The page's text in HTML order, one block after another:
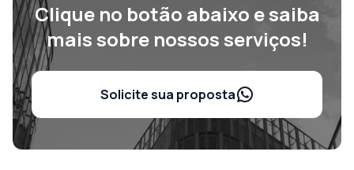
Clique no botão abaixo e saiba
mais sobre nossos serviços!
Solicite sua proposta